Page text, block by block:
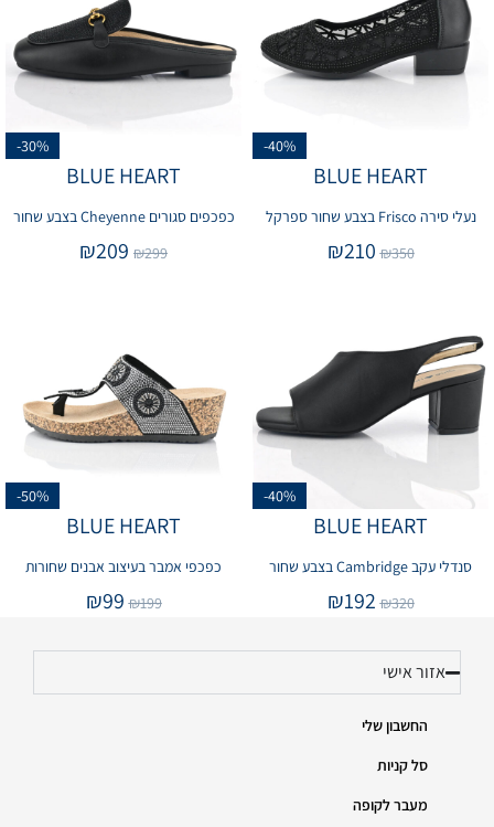
-40%
BLUE HEART
נעלי סירה Frisco בצבע שחור ספרקל
₪350
₪210
-30%
BLUE HEART
כפכפים סגורים Cheyenne בצבע שחור
₪299
₪209
-40%
BLUE HEART
סנדלי עקב Cambridge בצבע שחור
₪320
₪192
-50%
BLUE HEART
כפכפי אמבר בעיצוב אבנים שחורות
₪199
₪99
אזור אישי
החשבון שלי
סל קניות
מעבר לקופה